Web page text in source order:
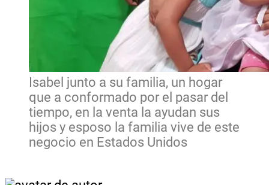
Isabel junto a su familia, un hogar
que a conformado por el pasar del
tiempo, en la venta la ayudan sus
hijos y esposo la familia vive de este
negocio en Estados Unidos